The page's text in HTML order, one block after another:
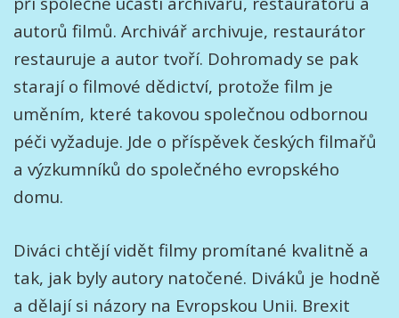
autorů filmů. Archivář archivuje, restaurátor
restauruje a autor tvoří. Dohromady se pak
starají o filmové dědictví, protože film je
uměním, které takovou společnou odbornou
péči vyžaduje. Jde o příspěvek českých filmařů
a výzkumníků do společného evropského
domu.
Diváci chtějí vidět filmy promítané kvalitně a
tak, jak byly autory natočené. Diváků je hodně
a dělají si názory na Evropskou Unii. Brexit